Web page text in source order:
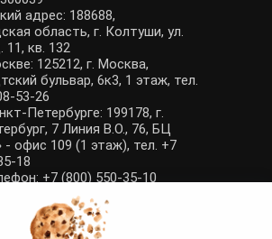
адрес: 188688,
область, г. Колтуши, ул.
11, кв. 132
125212, г. Москва,
бульвар, 6к3, 1 этаж, тел.
53-26
Петербурге: 199178, г.
7 Линия В.О., 76, БЦ
- офис 109 (1 этаж), тел. +7
18
+7 (800) 550-35-10
poisk.com (общие
admin@tour-poisk.com (жалобы)
реестре